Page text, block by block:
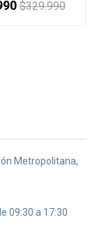
$329.990
Metropolitana,
09:30 a 17:30